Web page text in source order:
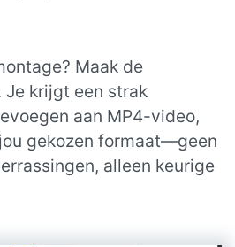
Maak de
krijgt een strak
aan MP4-video,
gekozen formaat—geen
alleen keurige